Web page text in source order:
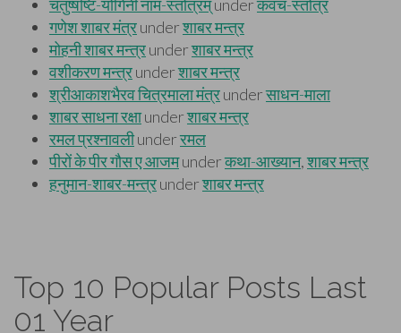
Top 10 Popular Posts Last
01 Year